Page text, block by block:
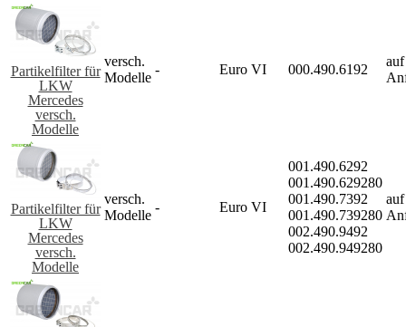
Partikelfilter für
LKW
Mercedes
versch.
Modelle
versch.
Modelle
- Euro VI 000.490.6192
auf
Partikelfilter für
LKW
Mercedes
versch.
Modelle
versch.
Modelle
- Euro VI
001.490.6292
001.490.629280
001.490.7392
001.490.739280
002.490.9492
002.490.949280
auf